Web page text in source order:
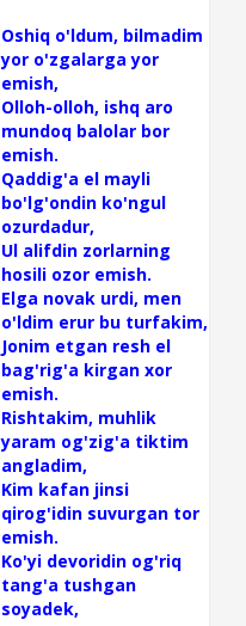
Oshiq o'ldum, bilmadim
yor o'zgalarga yor
emish,
Olloh-olloh, ishq aro
mundoq balolar bor
emish.
Qaddig'a el mayli
bo'lg'ondin ko'ngul
ozurdadur,
Ul alifdin zorlarning
hosili ozor emish.
Elga novak urdi, men
o'ldim erur bu turfakim,
Jonim etgan resh el
bag'rig'a kirgan xor
emish.
Rishtakim, muhlik
yaram og'zig'a tiktim
angladim,
Kim kafan jinsi
qirog'idin suvurgan tor
emish.
Ko'yi devoridin og'riq
tang'a tushgan
soyadek,